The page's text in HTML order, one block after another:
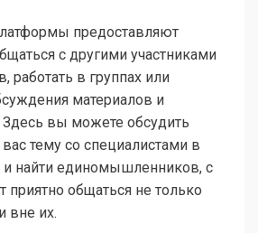
предоставляют
с другими участниками
работать в группах или
материалов и
вы можете обсудить
тему со специалистами в
и найти единомышленников, с
приятно общаться не только
вне их.